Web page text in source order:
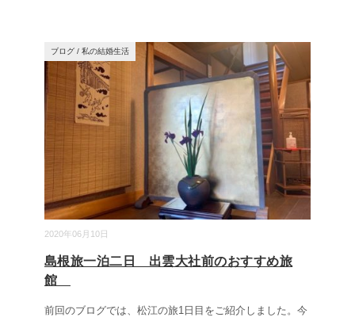
2020年06月10日
ブログ / 私の結婚生活
島根旅一泊二日 出雲大社前のおすすめ旅
館
前回のブログでは、松江の旅1日目をご紹介しました。今